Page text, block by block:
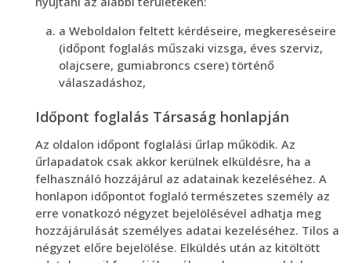
a Weboldalon feltett kérdéseire, megkereséseire
(időpont foglalás műszaki vizsga, éves szerviz,
olajcsere, gumiabroncs csere) történő
válaszadáshoz,
Időpont foglalás Társaság honlapján
Az oldalon időpont foglalási űrlap működik. Az
űrlapadatok csak akkor kerülnek elküldésre, ha a
felhasználó hozzájárul az adatainak kezeléséhez. A
honlapon időpontot foglaló természetes személy az
erre vonatkozó négyzet bejelölésével adhatja meg
hozzájárulását személyes adatai kezeléséhez. Tilos a
négyzet előre bejelölése. Elküldés után az kitöltött